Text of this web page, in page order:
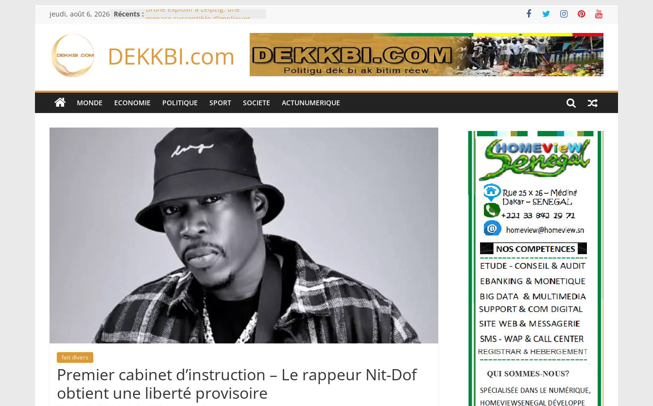
Passer
contenu
jeudi, août 6, 2026 Récents : Drone explosif à Leipzig: une
«des puissances étrangères», selon
Bourse : l’Europe bat toujours des
records dans l’espoir d’un accord
légendaires
France – Algérie: l’affaire Mehdi
Laribi relance la coopération
Cameroun: pourquoi un
remaniement au sommet de
l’armée alors que Paul Biya est hors
du pays
DEKKBI.com
MONDE ECONOMIE POLITIQUE SPORT SOCIETE ACTUNUMERIQUE
fait divers
Premier cabinet d’instruction – Le rappeur Nit-Dof
obtient une liberté provisoire